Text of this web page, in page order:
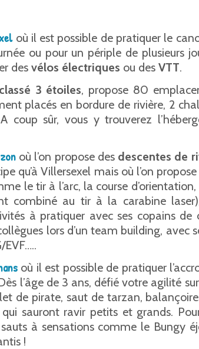
où il est possible de pratiquer le
ou pour un périple de plusieurs
des vélos électriques ou des VTT.
classé 3 étoiles, propose 80
placés en bordure de rivière, 2
coup sûr, vous y trouverez
où l’on propose des descentes de
qu’à Villersexel mais où l’on
le tir à l’arc, la course
combiné au tir à la carabine
à pratiquer avec ses copains de
lors d’un team building, avec
EVF…..
où il est possible de pratiquer
l’âge de 3 ans, défié votre agilité
de pirate, saut de tarzan,
sauront ravir petits et grands.
sauts à sensations comme le Bungy
!